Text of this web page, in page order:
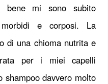
bene mi sono subito
e corposi. La
di una chioma nutrita e
per i miei capelli
shampoo davvero molto